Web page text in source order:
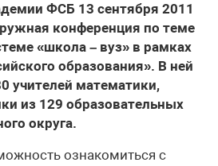
ФСБ 13 сентября 2011
конференция по теме
«школа – вуз» в рамках
образования». В ней
учителей математики,
из 129 образовательных
округа.
ознакомиться с